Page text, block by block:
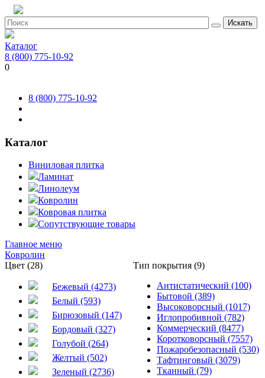
Искать
Каталог
8 (800) 775-10-92
0
8 (800) 775-10-92
Каталог
Виниловая плитка
Ламинат
Линолеум
Ковролин
Ковровая плитка
Сопутствующие товары
Главное меню
Ковролин
Цвет (28)
Бежевый (4273)
Белый (593)
Бирюзовый (147)
Бордовый (327)
Голубой (264)
Желтый (502)
Зеленый (2736)
Тип покрытия (9)
Антистатический (100)
Бытовой (389)
Высоковорсный (1017)
Иглопробивной (782)
Коммерческий (8477)
Коротковорсный (7557)
Пожаробезопасный (530)
Тафтинговый (3079)
Тканный (79)